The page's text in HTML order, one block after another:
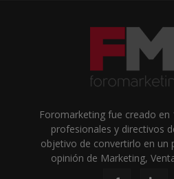
Foromarketing fue creado en
profesionales y directivos
objetivo de convertirlo en un
opinión de Marketing,